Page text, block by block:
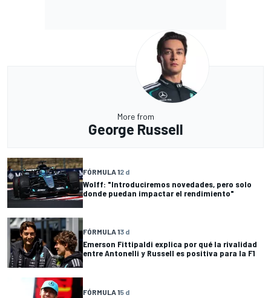
More from
George Russell
FÓRMULA 12 d
Wolff: "Introduciremos novedades, pero solo
donde puedan impactar el rendimiento"
FÓRMULA 13 d
Emerson Fittipaldi explica por qué la rivalidad
entre Antonelli y Russell es positiva para la F1
FÓRMULA 15 d